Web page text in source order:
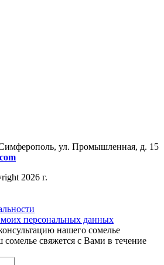
ул. Промышленная, д. 15
2026 г.
моих персональных данных
нашего сомелье
свяжется с Вами в течение